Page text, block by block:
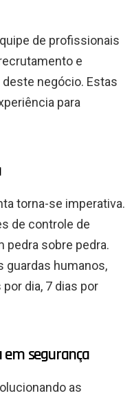
de profissionais
e
negócio. Estas
para
torna-se imperativa.
de controle de
pedra sobre pedra.
guardas humanos,
dia, 7 dias por
segurança
as